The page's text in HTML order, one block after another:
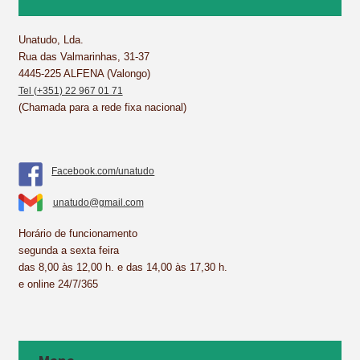
o
k
e
s
t
I
p
Unatudo, Lda.
Rua das Valmarinhas, 31-37
4445-225 ALFENA (Valongo)
Tel (+351) 22 967 01 71
(Chamada para a rede fixa nacional)
Facebook.com/unatudo
unatudo@gmail.com
Horário de funcionamento
segunda a sexta feira
das 8,00 às 12,00 h. e das 14,00 às 17,30 h.
e online 24/7/365